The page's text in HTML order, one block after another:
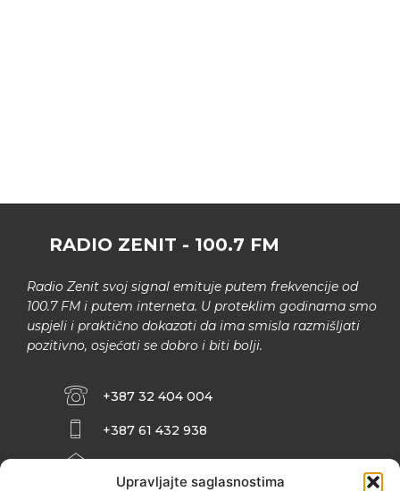
Upravljajte saglasnostima
RADIO ZENIT - 100.7 FM
Radio Zenit svoj signal emituje putem frekvencije od
100.7 FM i putem interneta. U proteklim godinama smo
uspjeli i praktično dokazati da ima smisla razmišljati
pozitivno, osjećati se dobro i biti bolji.
+387 32 404 004
+387 61 432 938
INFO@ZENIT.BA